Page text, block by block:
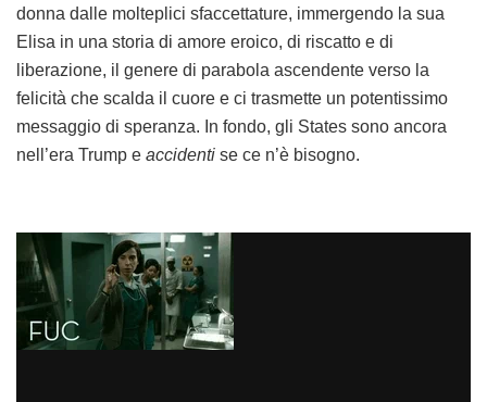
donna dalle molteplici sfaccettature, immergendo la sua
Elisa in una storia di amore eroico, di riscatto e di
liberazione, il genere di parabola ascendente verso la
felicità che scalda il cuore e ci trasmette un potentissimo
messaggio di speranza. In fondo, gli States sono ancora
nell’era Trump e accidenti se ce n’è bisogno.